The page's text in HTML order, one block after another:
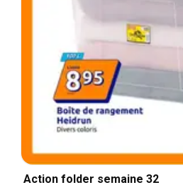
Action folder semaine 32